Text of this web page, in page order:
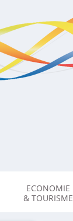
ECONOMIE
& TOURISME